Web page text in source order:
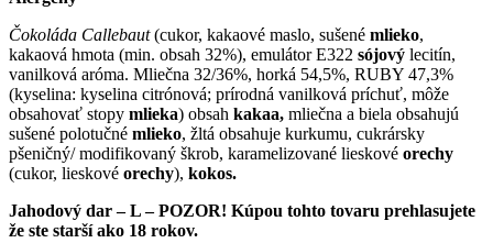
Čokoláda Callebaut(cukor, kakaové maslo, sušené mlieko,
kakaová hmota (min. obsah 32%), emulátor E322 sójový lecitín,
vanilková aróma. Mliečna 32/36%, horká 54,5%, RUBY 47,3%
(kyselina: kyselina citrónová; prírodná vanilková príchuť, môže
obsahovať stopy mlieka) obsah kakaa, mliečna a biela obsahujú
sušené polotučné mlieko, žltá obsahuje kurkumu, cukrársky
pšeničný/ modifikovaný škrob, karamelizované lieskové orechy
(cukor, lieskové orechy), kokos.
Jahodový dar – L – POZOR! Kúpou tohto tovaru prehlasujete
že ste starší ako 18 rokov.